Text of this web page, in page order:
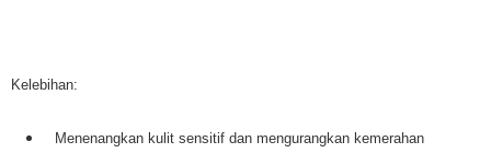
Kelebihan:
Menenangkan kulit sensitif dan mengurangkan kemerahan